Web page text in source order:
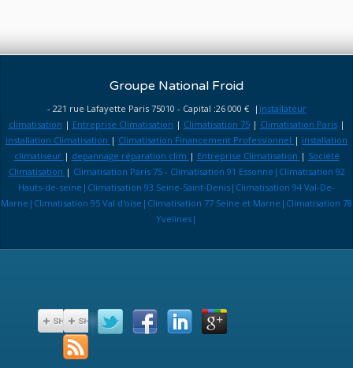
Groupe National Froid
- 221 rue Lafayette Paris 75010 - Capital :26 000 € | installateur
climatisation | Entreprise Climatisation | Climatisation 75| Climatisation Paris|
installation Climatisation | Climatisation Financement Professionnel | installation
climatiseur | depannage réparation clim | Entreprise Climatisation | Société
Climatisation | Climatisation Paris 75 - Climatisation 91 Essonne|Climatisation 92
Hauts-de-seine|Climatisation 93 Seine-Saint-Denis|Climatisation 94 Val-De-
Marne|Climatisation 95 Val d'oise|Climatisation 77 Seine et Marne|Climatisation 78
Yvelines|